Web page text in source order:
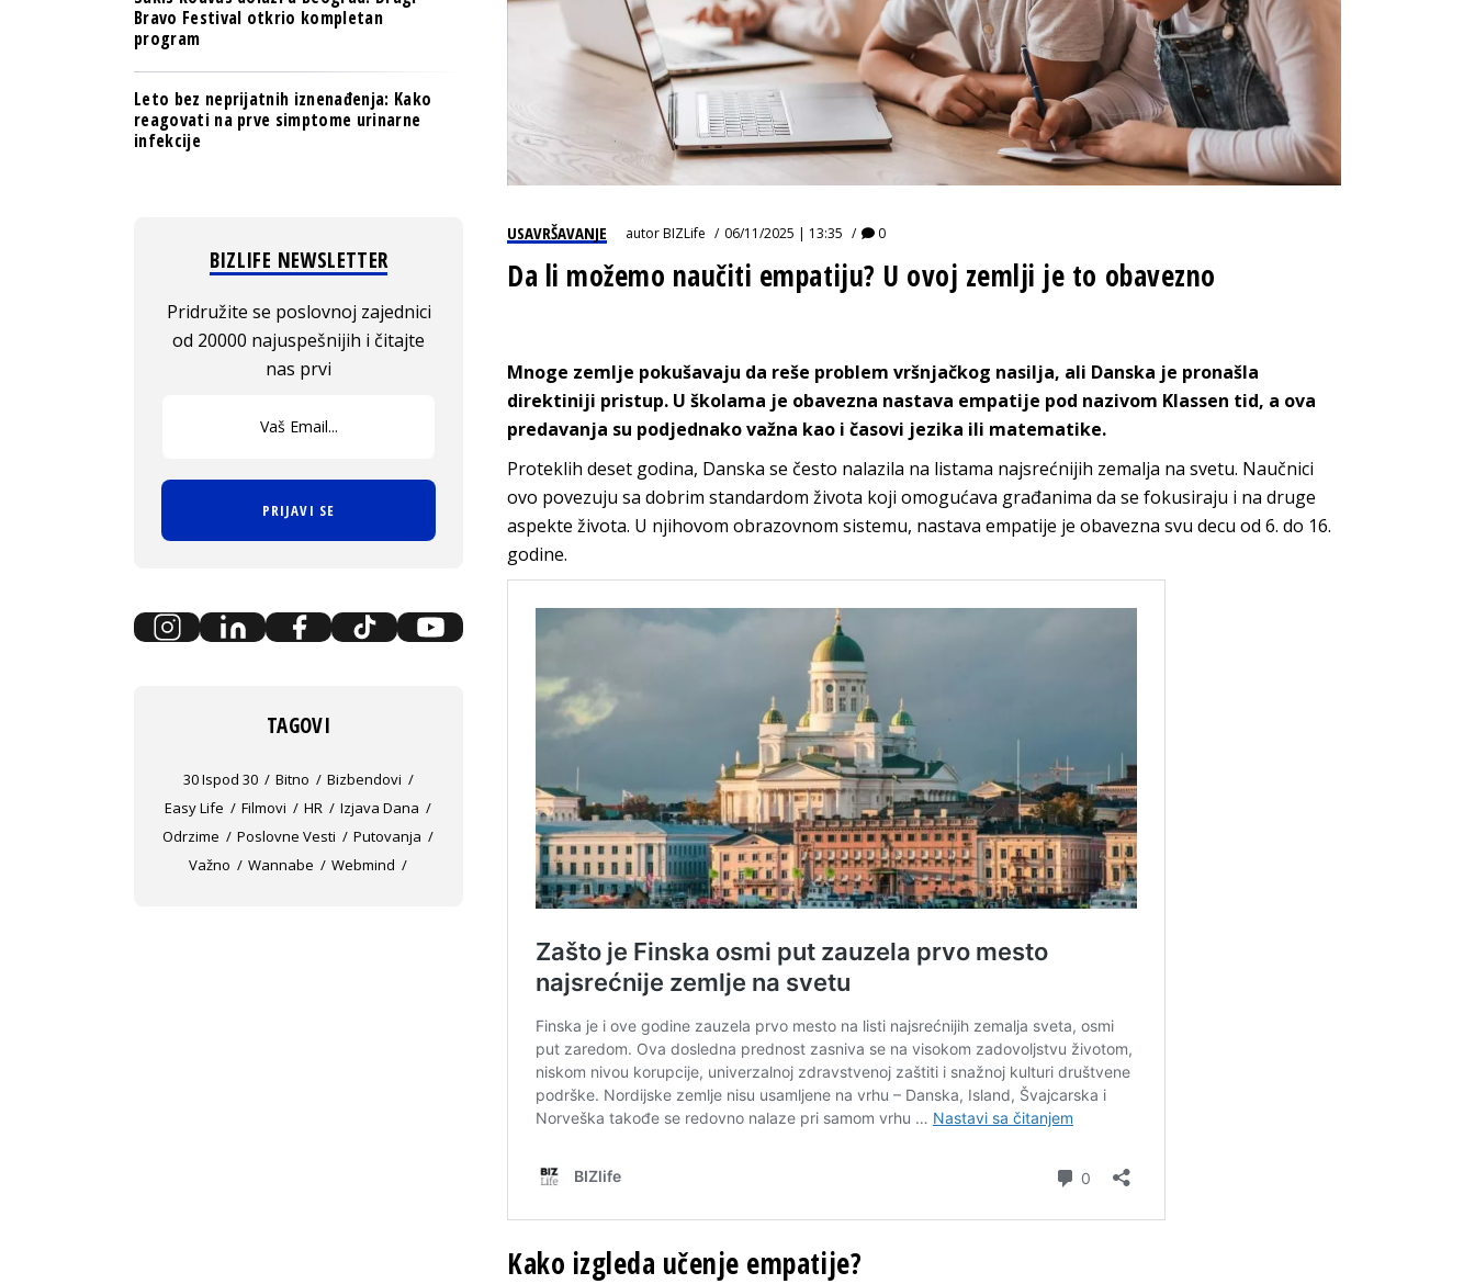
USAVRŠAVANJE autorBIZLife 06/11/2025 | 13:35 0
Da li možemo naučiti empatiju? U ovoj zemlji je to obavezno
Mnoge zemlje pokušavaju da reše problem vršnjačkog nasilja, ali Danska je pronašla
direktiniji pristup. U školama je obavezna nastava empatije pod nazivom Klassen tid, a ova
predavanja su podjednako važna kao i časovi jezika ili matematike.
Proteklih deset godina, Danska se često nalazila na listama najsrećnijih zemalja na svetu. Naučnici
ovo povezuju sa dobrim standardom života koji omogućava građanima da se fokusiraju i na druge
aspekte života. U njihovom obrazovnom sistemu, nastava empatije je obavezna svu decu od 6. do 16.
godine.
Kako izgleda učenje empatije?
Bravo Festival otkrio kompletan
program
Leto bez neprijatnih iznenađenja: Kako
reagovati na prve simptome urinarne
infekcije
BIZLIFE NEWSLETTER
Pridružite se poslovnoj zajednici
od 20000 najuspešnijih i čitajte
nas prvi
PRIJAVI SE
TAGOVI
30 Ispod 30 Bitno
Bizbendovi
Easy Life
Filmovi HR
Izjava Dana
Odrzime
Poslovne Vesti
Putovanja
Važno
Wannabe Webmind